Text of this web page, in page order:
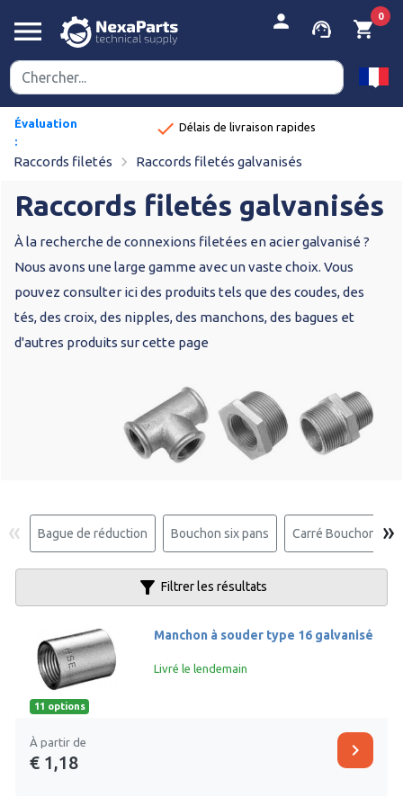
menu person support_agent shopping_cart
0
Évaluation
:
8,9/10
done Délais de livraison rapides
Raccords filetés navigate_next Raccords filetés galvanisés
Raccords filetés galvanisés
À la recherche de connexions filetées en acier galvanisé ?
Nous avons une large gamme avec un vaste choix. Vous
pouvez consulter ici des produits tels que des coudes, des
tés, des croix, des nipples, des manchons, des bagues et
d'autres produits sur cette page
Bague de réduction Bouchon six pans Carré Bouchon
« »
filter_alt Filtrer les résultats
11 options
Manchon à souder type 16 galvanisé
Livré le lendemain
À partir de
€ 1,18
chevron_right